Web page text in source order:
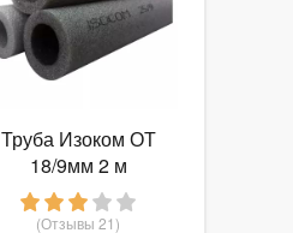
Труба Изоком ОТ
18/9мм 2 м
(Отзывы 21)